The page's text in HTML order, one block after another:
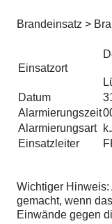
Brandeinsatz >
Einsatzort
Datum
Alarmierungszeit
Alarmierungsart
Einsatzleiter
Wichtiger Hinweis:
gemacht, wenn
Einwände gegen